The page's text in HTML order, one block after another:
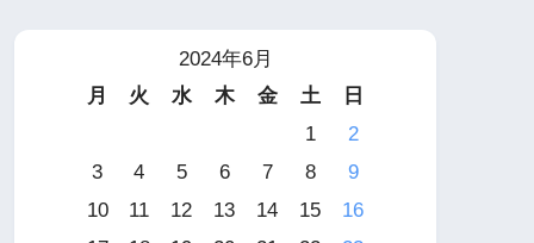
2024年6月
月
火 水 木 金 土
日
1
2
3
4 5 6 7 8
9
10
11 12 13 14 15
16